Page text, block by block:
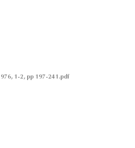
1-2, pp 197-241.pdf